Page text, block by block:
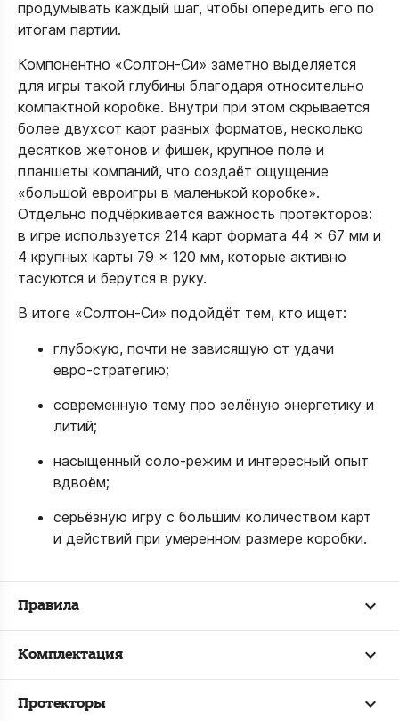
продумывать каждый шаг, чтобы опередить его по
итогам партии.​
Компонентно «Солтон-Си» заметно выделяется
для игры такой глубины благодаря относительно
компактной коробке. Внутри при этом скрывается
более двухсот карт разных форматов, несколько
десятков жетонов и фишек, крупное поле и
планшеты компаний, что создаёт ощущение
«большой евроигры в маленькой коробке».
Отдельно подчёркивается важность протекторов:
в игре используется 214 карт формата 44 × 67 мм и
4 крупных карты 79 × 120 мм, которые активно
тасуются и берутся в руку.​
В итоге «Солтон-Си» подойдёт тем, кто ищет:
глубокую, почти не зависящую от удачи
евро‑стратегию;
современную тему про зелёную энергетику и
литий;
насыщенный соло‑режим и интересный опыт
вдвоём;
серьёзную игру с большим количеством карт
и действий при умеренном размере коробки.
Правила
Комплектация
Протекторы